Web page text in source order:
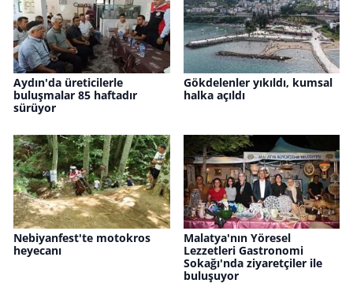
Aydın'da üreticilerle
buluşmalar 85 haftadır
sürüyor
Gökdelenler yıkıldı, kumsal
halka açıldı
Nebiyanfest'te motokros
heyecanı
Malatya'nın Yöresel
Lezzetleri Gastronomi
Sokağı'nda ziyaretçiler ile
buluşuyor